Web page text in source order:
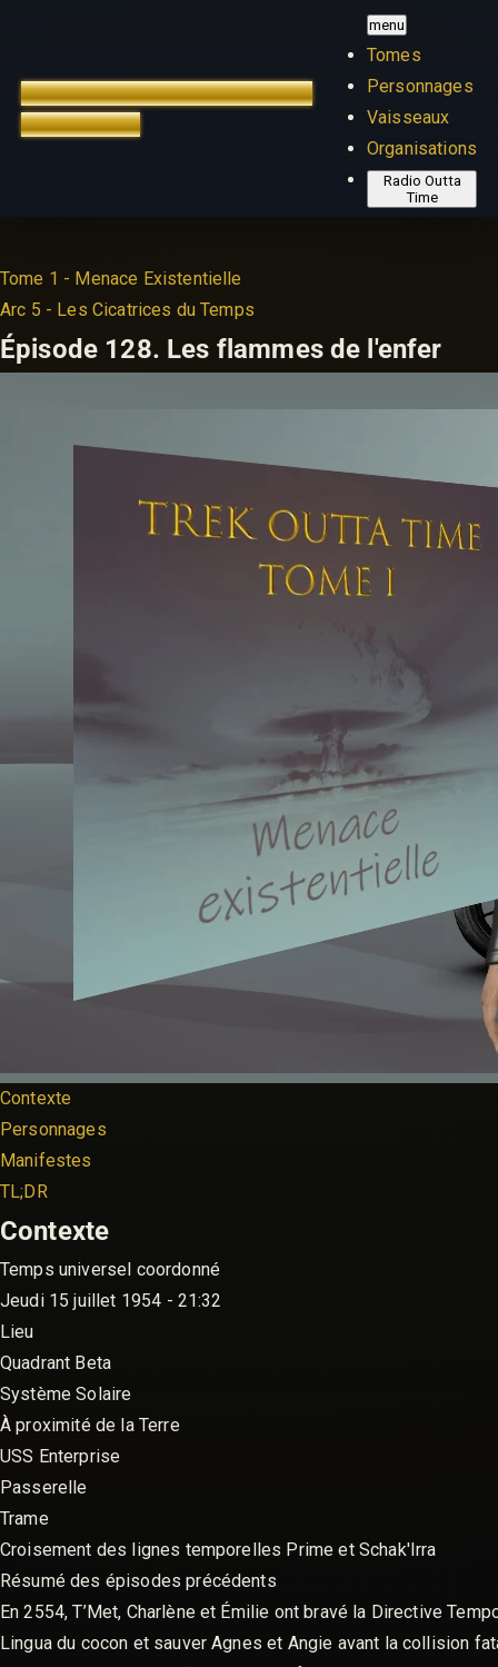
TREK OUTTA TIMEÉDITION
FRANÇAISE
menu
Tomes
Personnages
Vaisseaux
Organisations
Radio Outta
Time
Tome 1 - Menace Existentielle
Arc 5 - Les Cicatrices du Temps
Épisode 128. Les flammes de l'enfer
Contexte
Personnages
Manifestes
TL;DR
Contexte
Temps universel coordonné
Jeudi 15 juillet 1954 - 21:32
Lieu
Quadrant Beta
Système Solaire
À proximité de la Terre
USS Enterprise
Passerelle
Trame
Croisement des lignes temporelles Prime et Schak'Irra
Résumé des épisodes précédents
En 2554, T’Met, Charlène et Émilie ont bravé la Directive
Lingua du cocon et sauver Agnes et Angie avant la collision